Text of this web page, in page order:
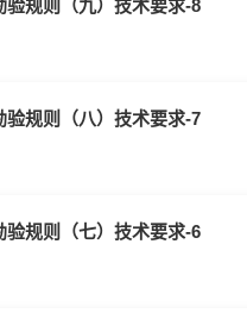
验规则（九）技术要求-8
验规则（八）技术要求-7
验规则（七）技术要求-6